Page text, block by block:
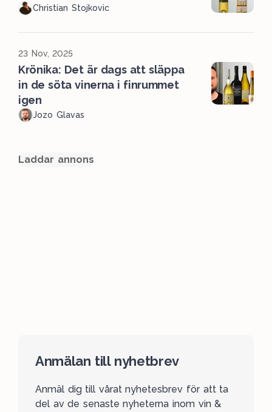
Christian Stojkovic
23 Nov, 2025
Krönika: Det är dags att släppa
in de söta vinerna i finrummet
igen
Jozo Glavas
Laddar annons
Anmälan till nyhetbrev
Anmäl dig till vårat nyhetesbrev för att ta
del av de senaste nyheterna inom vin &